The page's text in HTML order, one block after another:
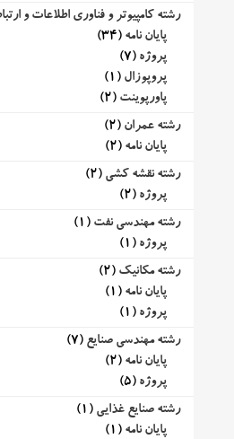
رشته کامپیوتر و فناوری اطلاعات و
پایان نامه (34)
پروژه (7)
پروپوزال (1)
پاورپوینت (2)
رشته عمران (2)
پایان نامه (2)
رشته نقشه کشی (2)
پروژه (2)
رشته مهندسی نفت (1)
پروژه (1)
رشته مکانیک (2)
پایان نامه (1)
پروژه (1)
رشته مهندسی صنایع (7)
پایان نامه (2)
پروژه (5)
رشته صنایع غذایی (1)
پایان نامه (1)